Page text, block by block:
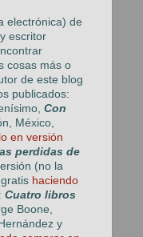
electrónica) de
y escritor
cosas más o
de este blog
publicados:
Con
México,
en versión
perdidas de
(no la
haciendo
Cuatro libros
Boone,
y